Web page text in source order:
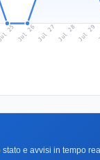
25 Jul 26Jul 27 Jul 28Jul 29
e avvisi in tempo